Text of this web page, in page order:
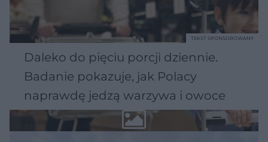
Daleko do pięciu porcji dziennie.
Badanie pokazuje, jak Polacy
naprawdę jedzą warzywa i owoce
TEKST SPONSOROWANY